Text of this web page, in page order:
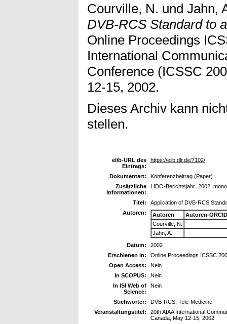
Courville, N. und Jahn,
DVB-RCS Standard to
Online Proceedings
International
Conference (ICSSC
12-15, 2002.
Dieses Archiv kann
stellen.
elib-URL des
Eintrags:
https://elib.dlr.de/7102/
Dokumentart:
Konferenzbeitrag (Paper)
Zusätzliche
Informationen:
LIDO-Berichtsjahr=2002,
Titel:
Application of DVB-RCS
Autoren:
Autoren
Autoren-
Courville, N.
Jahn, A.
Datum:
2002
Erschienen in:
Online Proceedings ICSSC
Open Access:
Nein
In SCOPUS:
Nein
In ISI Web of
Science:
Nein
Stichwörter:
DVB-RCS, Tele-Medicine
Veranstaltungstitel:
20th AIAA International
Canada, May 12-15, 2002